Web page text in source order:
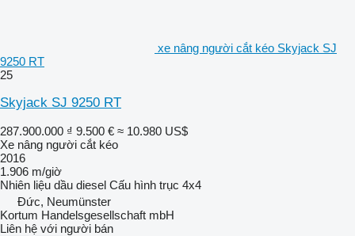
xe nâng người cắt kéo Skyjack SJ
9250 RT
25
Skyjack SJ 9250 RT
287.900.000 ₫ 9.500 € ≈ 10.980 US$
Xe nâng người cắt kéo
2016
1.906 m/giờ
Nhiên liệu dầu diesel Cấu hình trục 4x4
Đức, Neumünster
Kortum Handelsgesellschaft mbH
Liên hệ với người bán